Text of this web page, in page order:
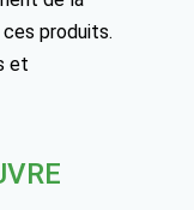
produits.
et